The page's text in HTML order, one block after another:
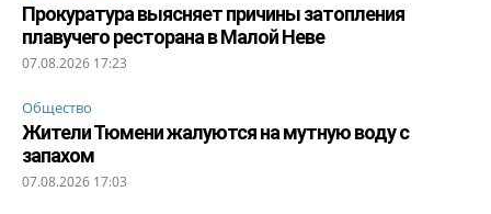
Прокуратура выясняет причины затопления
плавучего ресторана в Малой Неве
07.08.2026 17:23
Общество
Жители Тюмени жалуются на мутную воду с
запахом
07.08.2026 17:03